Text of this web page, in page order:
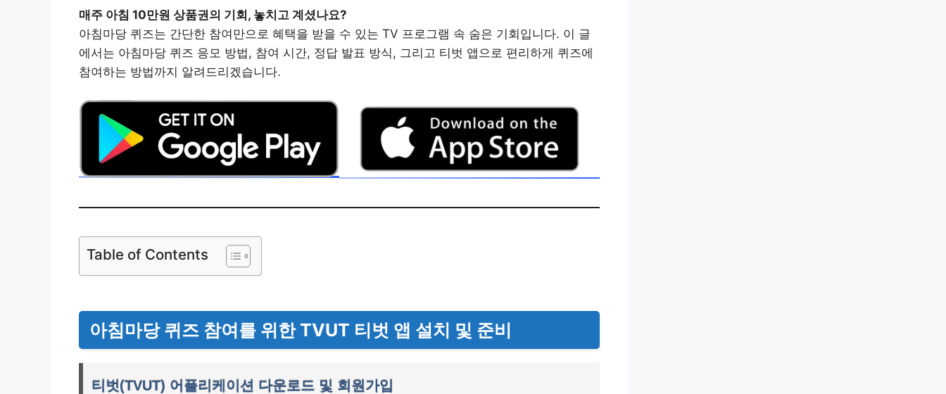
매주 아침 10만원 상품권의 기회, 놓치고 계셨나요?
아침마당 퀴즈는 간단한 참여만으로 혜택을 받을 수 있는 TV 프로그램 속 숨은 기회입니다. 이 글
에서는 아침마당 퀴즈 응모 방법, 참여 시간, 정답 발표 방식, 그리고 티벗 앱으로 편리하게 퀴즈에
참여하는 방법까지 알려드리겠습니다.
Table of Contents
아침마당 퀴즈 참여를 위한 TVUT 티벗 앱 설치 및 준비
티벗(TVUT) 어플리케이션 다운로드 및 회원가입